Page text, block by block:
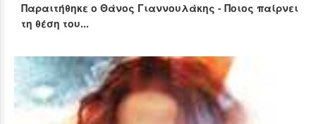
Παραιτήθηκε ο Θάνος Γιαννουλάκης - Ποιος παίρνει
τη θέση του...